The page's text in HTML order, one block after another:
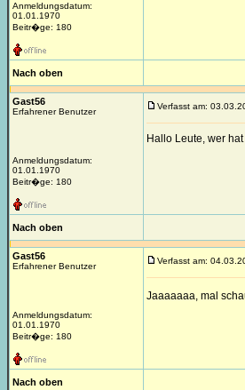
Anmeldungsdatum:
01.01.1970
Beitr�ge: 180
Nach oben
Gast56
Erfahrener Benutzer
Anmeldungsdatum:
01.01.1970
Beitr�ge: 180
Verfasst am:
Hallo Leute, wer
Nach oben
Gast56
Erfahrener Benutzer
Anmeldungsdatum:
01.01.1970
Beitr�ge: 180
Verfasst am:
Jaaaaaaa, mal
Nach oben